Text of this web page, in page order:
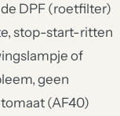
DPF (roetfilter)
stop-start-ritten
of
geen
(AF40)